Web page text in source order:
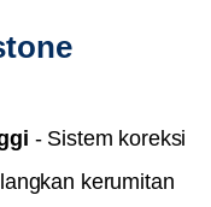
​ - Sistem koreksi
kerumitan